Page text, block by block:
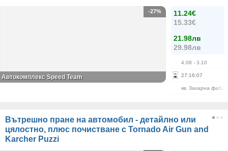
11.24€
15.33€
21.98лв
29.98лв
4.08 - 3.10
27:16:07
кв. Захарна
-27%
Автокомплекс Speed Team
Вътрешно пране на автомобил - детайлно или
цялостно, плюс почистване с Tornado Air Gun and
Karcher Puzzi